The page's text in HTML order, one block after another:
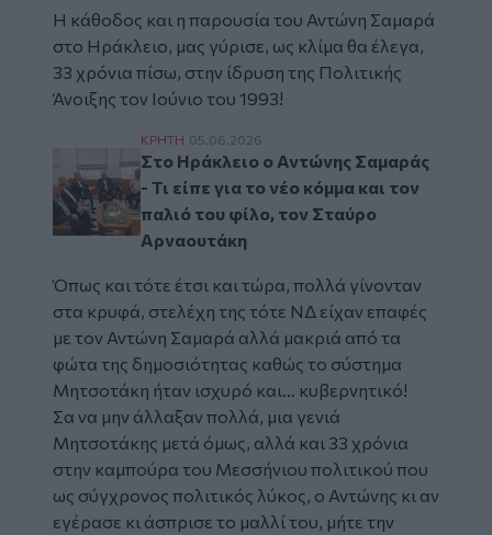
Η κάθοδος και η παρουσία του Αντώνη Σαμαρά
στο Ηράκλειο, μας γύρισε, ως κλίμα θα έλεγα,
33 χρόνια πίσω, στην ίδρυση της Πολιτικής
Άνοιξης τον Ιούνιο του 1993!
Στο Ηράκλειο ο Αντώνης Σαμαράς - Τι
ΚΡΗΤΗ 05.06.2026
Στο Ηράκλειο ο Αντώνης Σαμαράς
- Τι είπε για το νέο κόμμα και τον
παλιό του φίλο, τον Σταύρο
Αρναουτάκη
Όπως και τότε έτσι και τώρα, πολλά γίνονταν
στα κρυφά, στελέχη της τότε ΝΔ είχαν επαφές
με τον Αντώνη Σαμαρά αλλά μακριά από τα
φώτα της δημοσιότητας καθώς το σύστημα
Μητσοτάκη ήταν ισχυρό και… κυβερνητικό!
Σα να μην άλλαξαν πολλά, μια γενιά
Μητσοτάκης μετά όμως, αλλά και 33 χρόνια
στην καμπούρα του Μεσσήνιου πολιτικού που
ως σύγχρονος πολιτικός λύκος, ο Αντώνης κι αν
εγέρασε κι άσπρισε το μαλλί του, μήτε την